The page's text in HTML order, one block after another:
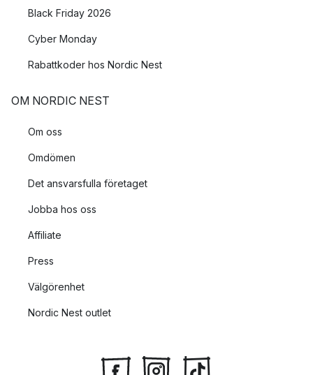
Black Friday 2026
Cyber Monday
Rabattkoder hos Nordic Nest
OM NORDIC NEST
Om oss
Omdömen
Det ansvarsfulla företaget
Jobba hos oss
Affiliate
Press
Välgörenhet
Nordic Nest outlet